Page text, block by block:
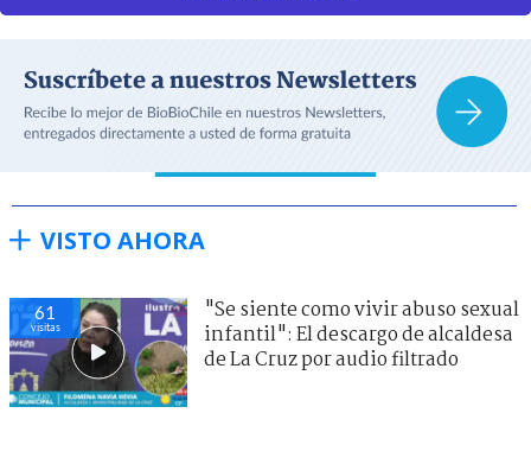
VISTO AHORA
61
visitas
"Se siente como vivir abuso sexual
infantil": El descargo de alcaldesa
de La Cruz por audio filtrado